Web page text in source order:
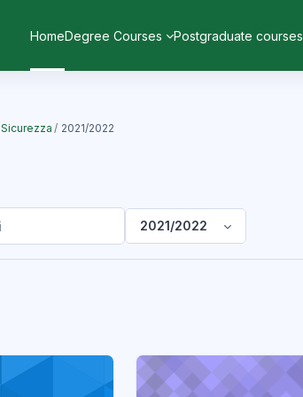
HomeDegree Courses Postgraduate courses
Sicurezza 2021/2022
2021/2022